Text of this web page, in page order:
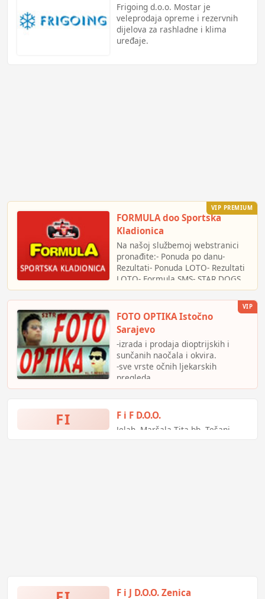
Frigoing d.o.o. Mostar je
veleprodaja opreme i rezervnih
dijelova za rashladne i klima
uređaje.
VIP PREMIUM
FORMULA doo Sportska
Kladionica
Na našoj službemoj webstranici
pronađite:- Ponuda po danu-
Rezultati- Ponuda LOTO- Rezultati
LOTO- Formula SMS- STAR DOGS
Utrke pasai još mnogo više!
formula-kladionica - formula
kladionica - kladionica formula -
provjera listica - formula
kladionica ponuda - kladionica
formula rezultati
VIP
FOTO OPTIKA Istočno
Sarajevo
-izrada i prodaja dioptrijskih i
sunčanih naočala i okvira.
-sve vrste očnih ljekarskih
pregleda
-mjerenje očnog pritiska uz
-kompjutersko određivanje
dioptrije
FI F i F D.O.O.
Jelah, Maršala Tita bb, Tešanj,
F i J D.O.O. Zenica